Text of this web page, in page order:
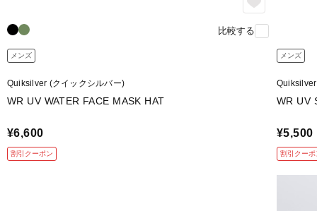
比較する
メンズ
Quiksilver (クイックシルバー)
WR UV WATER FACE MASK HAT
¥6,600
割引クーポン
メンズ
WR UV
¥5,500
割引クーポ